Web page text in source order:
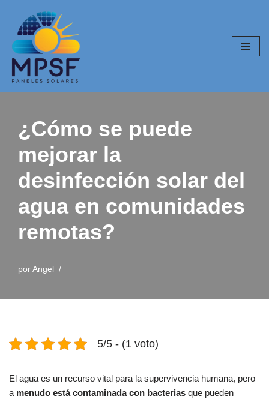
Saltar
al
contenido
¿Cómo se puede
mejorar la
desinfección solar del
agua en comunidades
remotas?
por Angel
5/5 - (1 voto)
El agua es un recurso vital para la supervivencia humana, pero
a menudo está contaminada con bacterias que pueden